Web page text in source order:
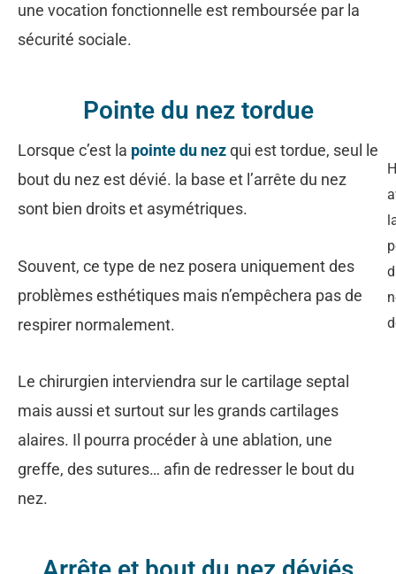
une vocation fonctionnelle est remboursée par la
sécurité sociale.
Pointe du nez tordue
Lorsque c’est la pointe du nezqui est tordue, seul le
bout du nez est dévié. la base et l’arrête du nez
sont bien droits et asymétriques.
Souvent, ce type de nez posera uniquement des
problèmes esthétiques mais n’empêchera pas de
respirer normalement.
Le chirurgien interviendra sur le cartilage septal
mais aussi et surtout sur les grands cartilages
alaires. Il pourra procéder à une ablation, une
greffe, des sutures… afin de redresser le bout du
nez.